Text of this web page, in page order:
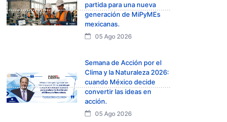
partida para una nueva
generación de MiPyMEs
mexicanas.
05 Ago 2026
Semana de Acción por el
Clima y la Naturaleza 2026:
cuando México decide
convertir las ideas en
acción.
05 Ago 2026